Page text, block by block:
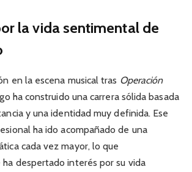
la vida sentimental de
en la escena musical tras Operación
ha construido una carrera sólida basada
y una identidad muy definida. Ese
ha ido acompañado de una
cada vez mayor, lo que
despertado interés por su vida